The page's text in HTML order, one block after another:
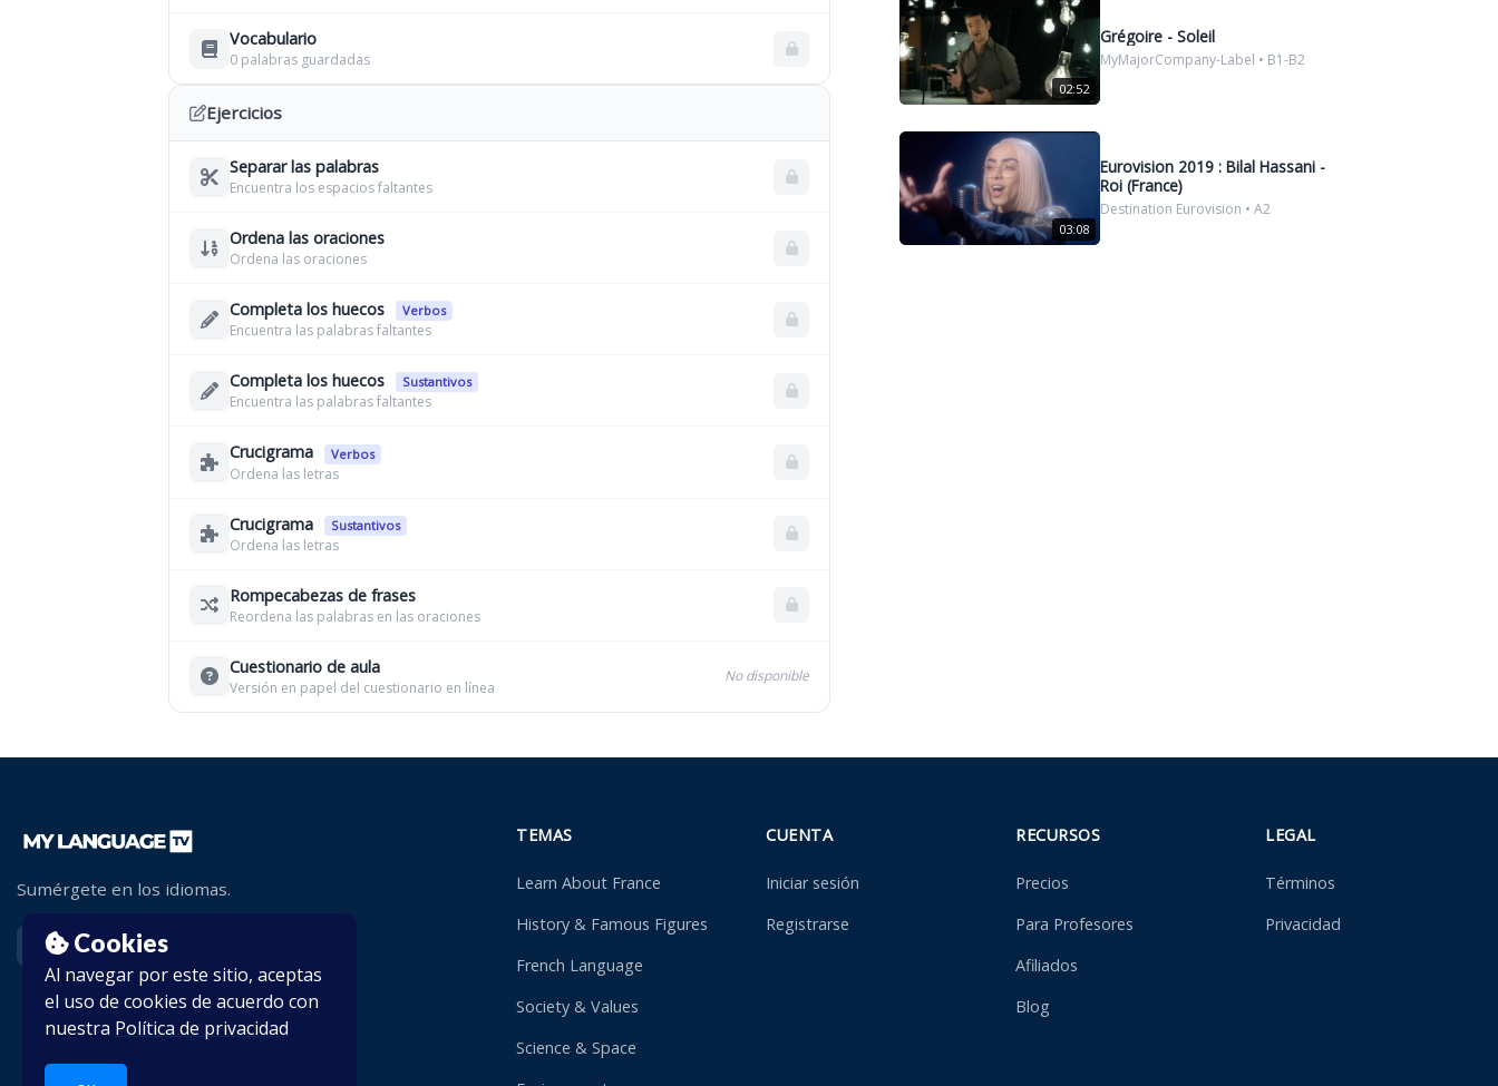
Cookies
Al navegar por este sitio, aceptas
el uso de cookies de acuerdo con
nuestra Política de privacidad
Vocabulario
0 palabras guardadas
Ejercicios
Separar las palabras
Encuentra los espacios faltantes
Ordena las oraciones
Ordena las oraciones
Completa los huecos Verbos
Encuentra las palabras faltantes
Completa los huecos Sustantivos
Encuentra las palabras faltantes
Crucigrama Verbos
Ordena las letras
Crucigrama Sustantivos
Ordena las letras
Rompecabezas de frases
Reordena las palabras en las oraciones
Cuestionario de aula
Versión en papel del cuestionario en línea
No disponible
02:52
Grégoire - Soleil
MyMajorCompany-Label • B1-B2
03:08
Eurovision 2019 : Bilal Hassani -
Roi (France)
Destination Eurovision • A2
Sumérgete en los idiomas.
TEMAS
Learn About France
History & Famous Figures
French Language
Society & Values
Science & Space
CUENTA
Iniciar sesión
Registrarse
RECURSOS
Precios
Para Profesores
Afiliados
Blog
LEGAL
Términos
Privacidad